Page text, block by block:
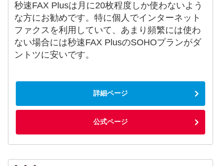
秒速FAX Plusは月に20枚程度しか使わないよう
な方にお勧めです。特に個人でインターネット
ファクスを利用していて、あまり頻繁には使わ
ない場合には秒速FAX PlusのSOHOプランがダ
ントツに安いです。
詳細ページ
公式ページ